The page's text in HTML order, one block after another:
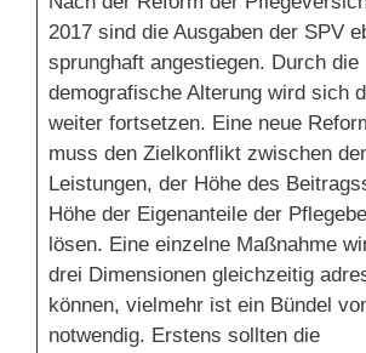
2017 sind die Ausgaben der SPV
sprunghaft angestiegen. Durch die
demografische Alterung wird sich
weiter fortsetzen. Eine neue
muss den Zielkonflikt zwischen
Leistungen, der Höhe des
Höhe der Eigenanteile der
lösen. Eine einzelne Maßnahme
drei Dimensionen gleichzeitig
können, vielmehr ist ein Bündel
notwendig. Erstens sollten die